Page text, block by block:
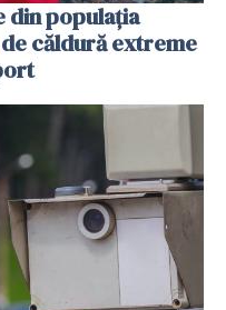
din populația
căldură extreme